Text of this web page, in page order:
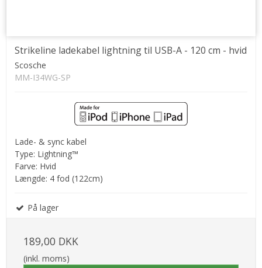
Strikeline ladekabel lightning til USB-A - 120 cm - hvid
Scosche
MM-I34WG-SP
Lade- & sync kabel
Type: Lightning™
Farve: Hvid
Længde: 4 fod (122cm)
På lager
189,00 DKK
(inkl. moms)